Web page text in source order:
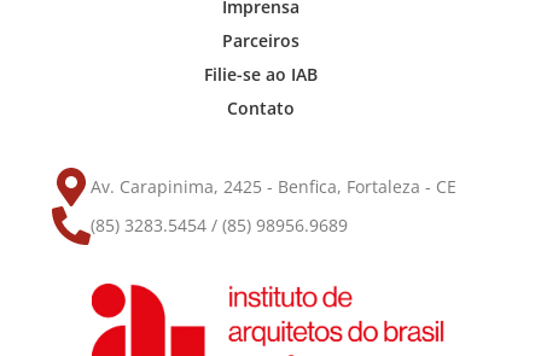
Imprensa
Parceiros
Filie-se ao IAB
Contato
Av. Carapinima, 2425 - Benfica, Fortaleza - CE
(85) 3283.5454 / (85) 98956.9689